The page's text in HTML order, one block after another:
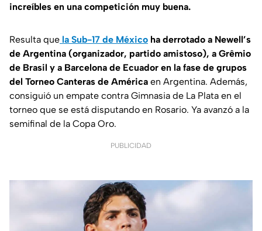
increíbles en una competición muy buena.
Resulta que la Sub-17 de México ha derrotado a Newell’s
de Argentina (organizador, partido amistoso), a Grêmio
de Brasil y a Barcelona de Ecuador en la fase de grupos
del Torneo Canteras de América en Argentina. Además,
consiguió un empate contra Gimnasia de La Plata en el
torneo que se está disputando en Rosario. Ya avanzó a la
semifinal de la Copa Oro.
PUBLICIDAD